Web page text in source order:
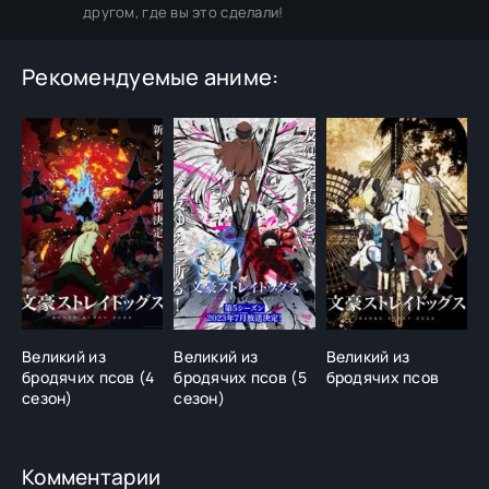
другом, где вы это сделали!
Рекомендуемые аниме:
Великий из
бродячих псов (4
сезон)
Великий из
бродячих псов (5
сезон)
Великий из
бродячих псов
Комментарии